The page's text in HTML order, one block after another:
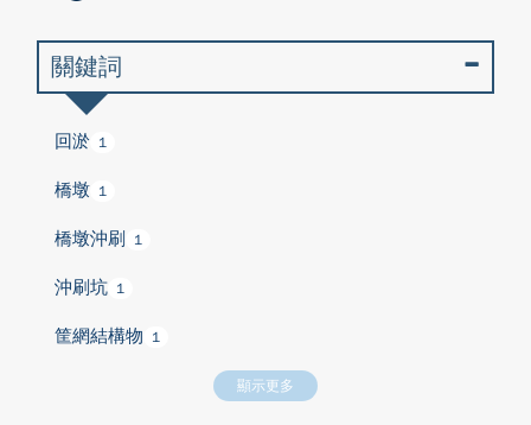
關鍵詞
回淤 1
橋墩 1
橋墩沖刷 1
沖刷坑 1
筐網結構物 1
顯示更多